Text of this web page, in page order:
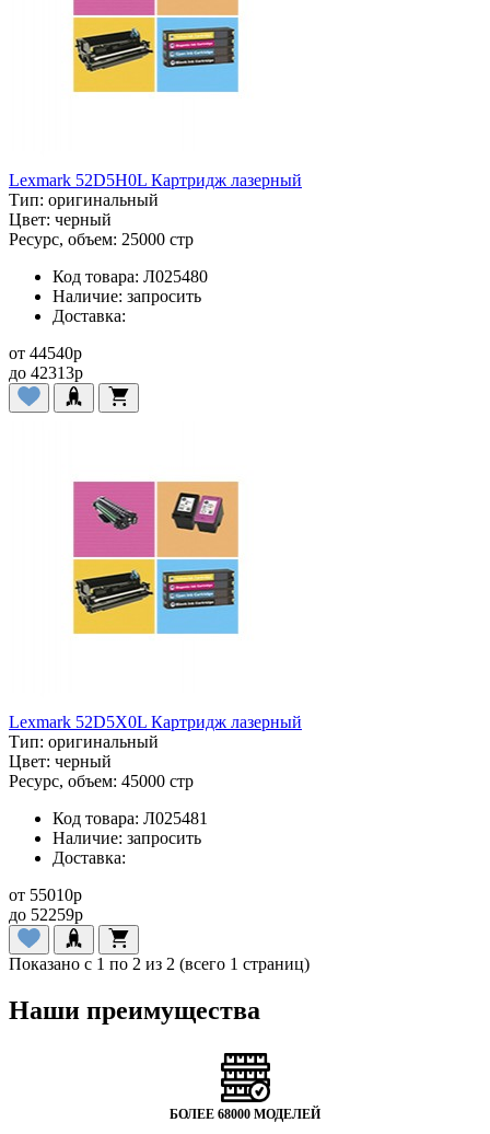
Lexmark 52D5H0L Картридж лазерный
Тип: оригинальный
Цвет: черный
Ресурс, объем: 25000 стр
Код товара: Л025480
Наличие: запросить
Доставка:
от 44540p
до 42313p
Lexmark 52D5X0L Картридж лазерный
Тип: оригинальный
Цвет: черный
Ресурс, объем: 45000 стр
Код товара: Л025481
Наличие: запросить
Доставка:
от 55010p
до 52259p
Показано с 1 по 2 из 2 (всего 1 страниц)
Наши преимущества
БОЛЕЕ 68000 МОДЕЛЕЙ